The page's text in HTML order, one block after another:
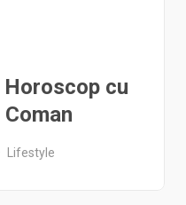
cu
Lifestyle